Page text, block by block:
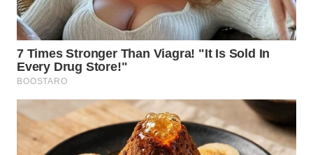
TOBA
WN
NIAS
WN